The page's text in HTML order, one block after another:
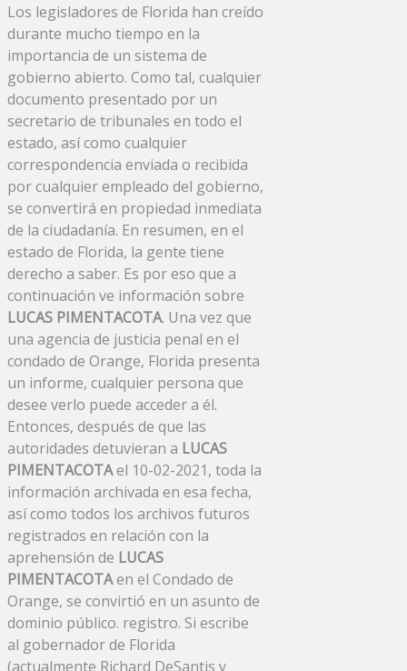
Los legisladores de Florida han creído
durante mucho tiempo en la
importancia de un sistema de
gobierno abierto. Como tal, cualquier
documento presentado por un
secretario de tribunales en todo el
estado, así como cualquier
correspondencia enviada o recibida
por cualquier empleado del gobierno,
se convertirá en propiedad inmediata
de la ciudadanía. En resumen, en el
estado de Florida, la gente tiene
derecho a saber. Es por eso que a
continuación ve información sobre
LUCAS PIMENTACOTA. Una vez que
una agencia de justicia penal en el
condado de Orange, Florida presenta
un informe, cualquier persona que
desee verlo puede acceder a él.
Entonces, después de que las
autoridades detuvieran a LUCAS
PIMENTACOTAel 10-02-2021, toda la
información archivada en esa fecha,
así como todos los archivos futuros
registrados en relación con la
aprehensión de LUCAS
PIMENTACOTAen el Condado de
Orange, se convirtió en un asunto de
dominio público. registro. Si escribe
al gobernador de Florida
(actualmente Richard DeSantis y